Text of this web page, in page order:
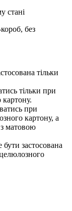
стані
без
тільки
тільки при
картону.
при
картону, а
матовою
застосована